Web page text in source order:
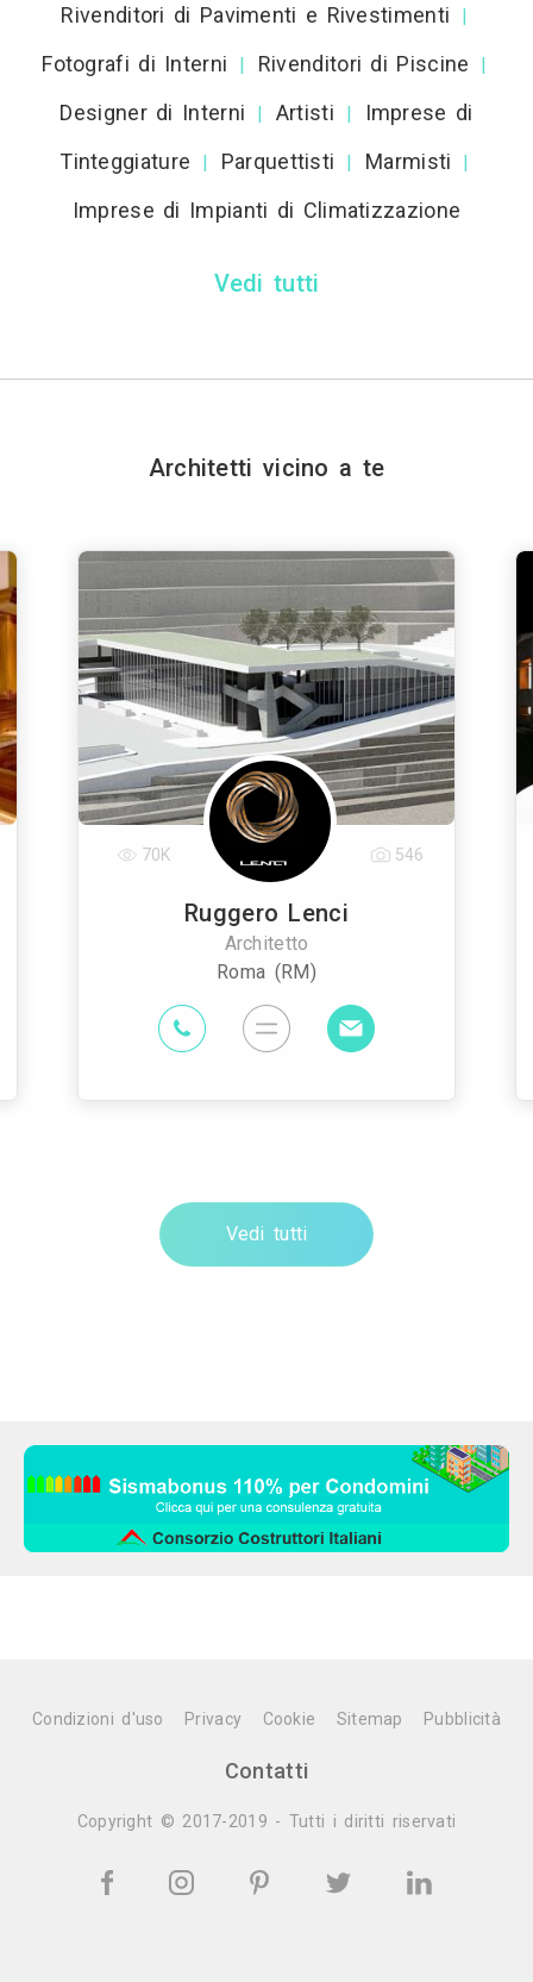
Rivenditori di Pavimenti e Rivestimenti |
Fotografi di Interni | Rivenditori di Piscine |
Designer di Interni | Artisti |
Imprese di
Tinteggiature
| Parquettisti | Marmisti |
Imprese di Impianti di Climatizzazione
Vedi tutti
Architetti vicino a te
Ruggero Lenci
Architetto
Roma (RM)
70K 546
Vedi tutti
Condizioni d'uso Privacy Cookie Sitemap Pubblicità
Contatti
Copyright © 2017-2019 - Tutti i diritti riservati